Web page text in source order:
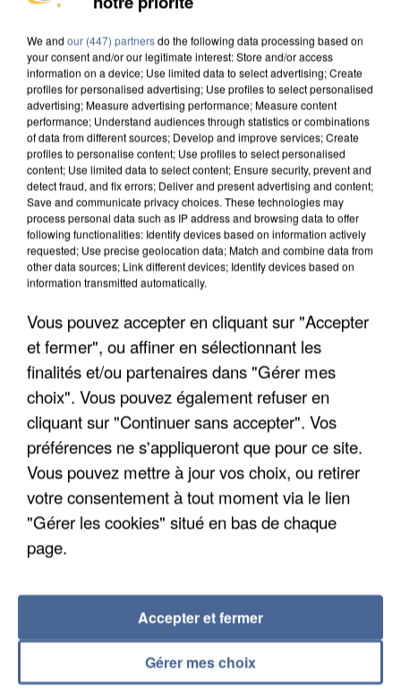
DE SOLIDARITÉ AVEC LES...
APRÈS TOUTES CES CANICULES, LES REFUGES
DE FAUNE SAUVAGE SONT...
L’UN DES FONDATEURS SUPPOSÉS DE LA DZ
We and our (447) partnersdo the following data processing based on
your consent and/or our legitimate interest: Store and/or access
information on a device; Use limited data to select advertising; Create
profiles for personalised advertising; Use profiles to select personalised
advertising; Measure advertising performance; Measure content
performance; Understand audiences through statistics or combinations
of data from different sources; Develop and improve services; Create
profiles to personalise content; Use profiles to select personalised
content; Use limited data to select content; Ensure security, prevent and
detect fraud, and fix errors; Deliver and present advertising and content;
Save and communicate privacy choices. These technologies may
process personal data such as IP address and browsing data to offer
following functionalities: Identify devices based on information actively
requested; Use precise geolocation data; Match and combine data from
other data sources; Link different devices; Identify devices based on
information transmitted automatically.
Vous pouvez accepter en cliquant sur "Accepter
et fermer", ou affiner en sélectionnant les
finalités et/ou partenaires dans "Gérer mes
choix". Vous pouvez également refuser en
cliquant sur "Continuer sans accepter". Vos
préférences ne s'appliqueront que pour ce site.
Vous pouvez mettre à jour vos choix, ou retirer
votre consentement à tout moment via le lien
"Gérer les cookies" situé en bas de chaque
page.
Gérer mes choix
Accepter et fermer